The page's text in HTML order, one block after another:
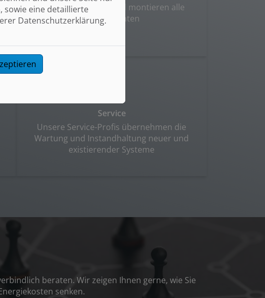
Wir planen, liefern und montieren alle
Komponenten
Service
Unsere Service-Profis übernehmen die
Wartung und Instandhaltung neuer und
existierender Systeme
beraten. Wir zeigen Ihnen gerne, wie Sie
senken.
sowie eine detaillierte
Datenschutzerklärung.